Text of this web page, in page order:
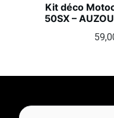
Kit déco
50SX –